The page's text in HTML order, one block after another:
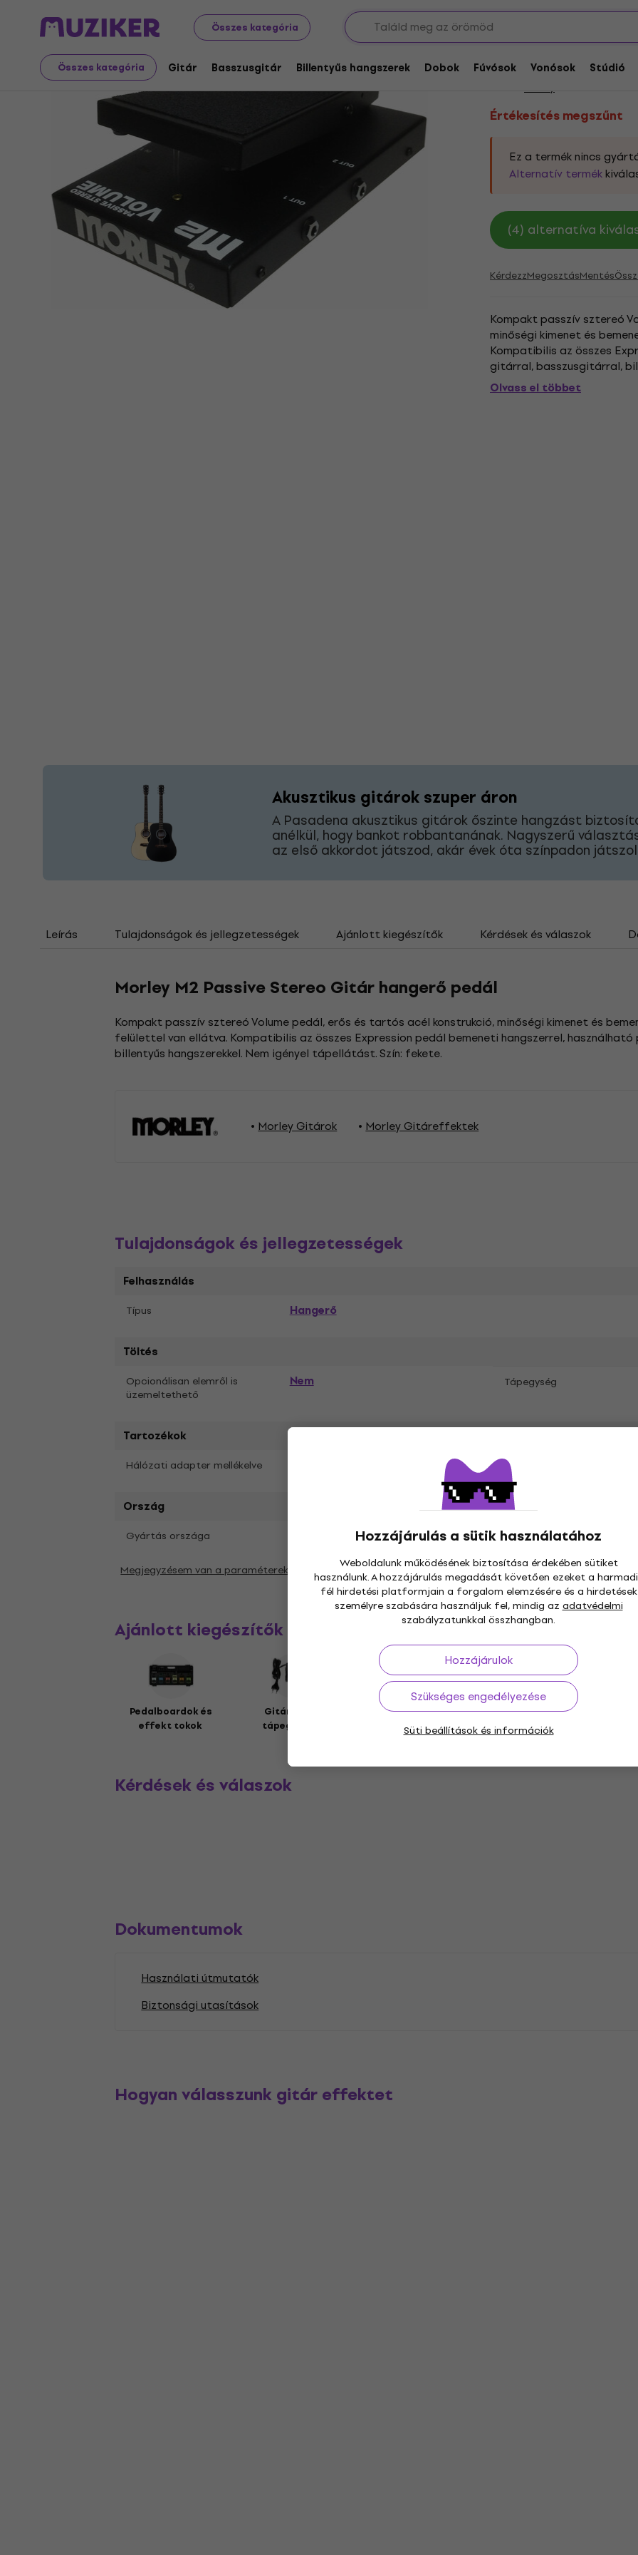
Összes kategória
Összes kategória Gitár Basszusgitár Billentyűs hangszerek Dobok Fúvósok Vonósok Stúdió
Hozzájárulás a sütik használatához
Weboldalunk működésének biztosítása érdekében sütiket
használunk. A hozzájárulás megadását követően ezeket a
fél hirdetési platformjain a forgalom elemzésére és a hirdetések
személyre szabására használjuk fel, mindig azadatvédelmi
szabályzatunkkal összhangban.
Hozzájárulok
Szükséges engedélyezése
Süti beállítások és információk
Hangszerek Gitár Gitáreffektek Hangerő / Expression pedálok
Értékesítés megszűnt
Értékesítés megszűnt
Morley M2 Passive
Morley
Értékesítés megszűnt
Ez a termék nincs
Alternatív termék
(4) alternatíva
KérdezzMegosztásMentés
Kompakt passzív sztereó
minőségi kimenet és
Kompatibilis az összes
gitárral, basszusgitárral,
fekete.
Olvass el többet
Akusztikus gitárok szuper áron
A Pasadena akusztikus gitárok őszinte hangzást
anélkül, hogy bankot robbantanának. Nagyszerű
az első akkordot játszod, akár évek óta színpadon
Leírás Tulajdonságok és jellegzetességek Ajánlott kiegészítők Kérdések és válaszok
Morley M2 Passive Stereo Gitár hangerő pedál
Kompakt passzív sztereó Volume pedál, erős és tartós acél konstrukció, minőségi kimenet és
felülettel van ellátva. Kompatibilis az összes Expression pedál bemeneti hangszerrel,
billentyűs hangszerekkel. Nem igényel tápellátást. Szín: fekete.
Morley Gitárok Morley Gitáreffektek
Tulajdonságok és jellegzetességek
Felhasználás
Típus Hangerő
Töltés
Opcionálisan elemről is
üzemeltethető
Nem Tápegység
Tartozékok
Hálózati adapter mellékelve
Ország
Gyártás országa
Megjegyzésem van a paraméterekkel kapcsolatban
Ajánlott kiegészítők
Pedalboardok és
effekt tokok
Gitáreffekt
tápegységek
Patch kábelek
Tápegység adapter
kábelek
Kérdések és válaszok
Dokumentumok
Használati útmutatók
Biztonsági utasítások
Hogyan válasszunk gitár effektet